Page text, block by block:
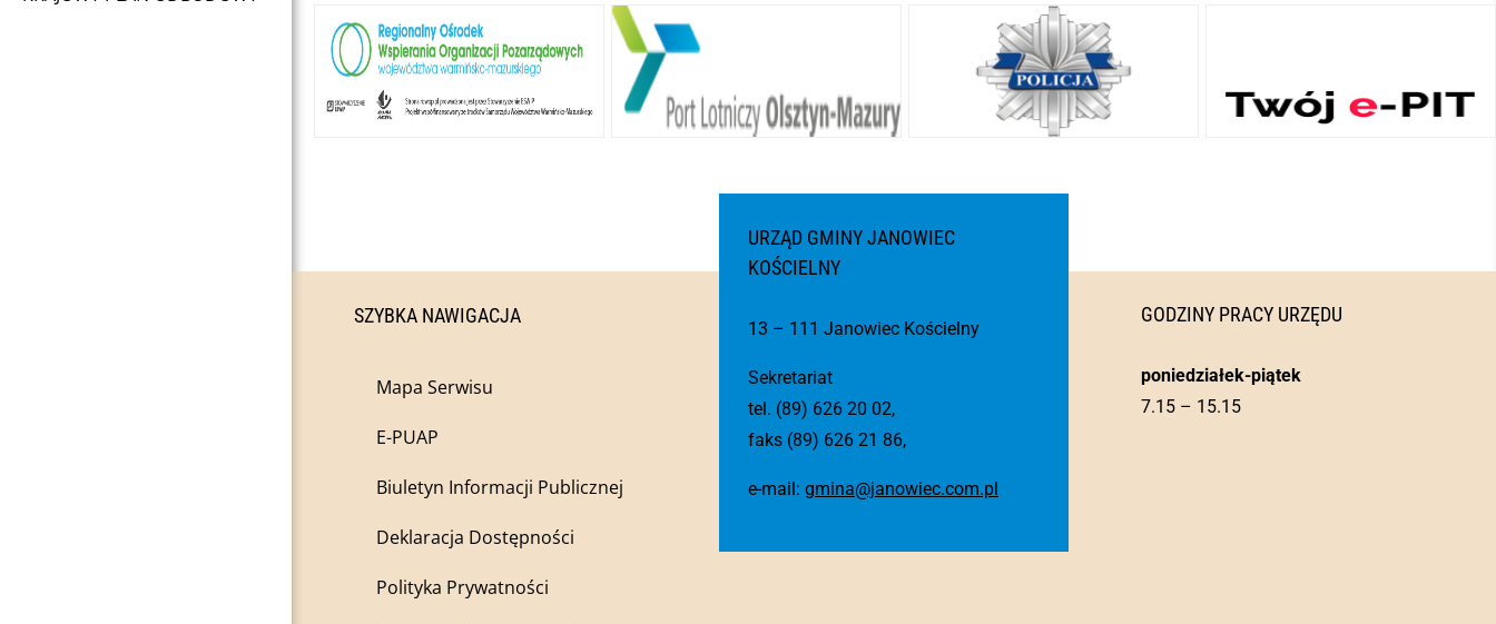
SZYBKA NAWIGACJA
Mapa Serwisu
E-PUAP
Biuletyn Informacji Publicznej
Deklaracja Dostępności
Polityka Prywatności
URZĄD GMINY JANOWIEC
KOŚCIELNY
13 – 111 Janowiec Kościelny
Sekretariat
tel. (89) 626 20 02,
faks (89) 626 21 86,
e-mail: gmina@janowiec.com.pl
GODZINY PRACY URZĘDU
poniedziałek-piątek
7.15 – 15.15